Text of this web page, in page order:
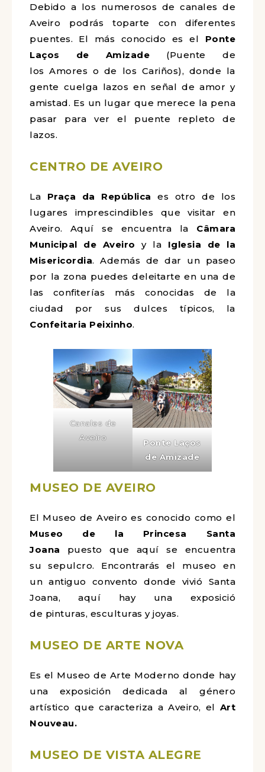
Debido a los numerosos de canales de
Aveiro podrás toparte con diferentes
puentes. El más conocido es el Ponte
Laços de Amizade
(Puente de
los Amores o de los Cariños), donde la
gente cuelga lazos en señal de amor y
amistad. Es un lugar que merece la pena
pasar para ver el puente repleto de
lazos.
CENTRO DE AVEIRO
La Praça da República es otro de los
lugares imprescindibles que visitar en
Aveiro. Aquí se encuentra la Câmara
Municipal de Aveiro y la Iglesia de la
Misericordia. Además de dar un paseo
por la zona puedes deleitarte en una de
las confiterías más conocidas de la
ciudad por sus dulces típicos, la
Confeitaria Peixinho.
Canales de
Aveiro
Ponte Laços
de Amizade
MUSEO DE AVEIRO
El Museo de Aveiro es conocido como el
Museo de la Princesa Santa
Joana puesto que aquí se encuentra
su sepulcro. Encontrarás el museo en
un antiguo convento donde vivió Santa
Joana, aquí hay una exposició
de pinturas, esculturas y joyas.
MUSEO DE ARTE NOVA
Es el Museo de Arte Moderno donde hay
una exposición dedicada al género
artístico que caracteriza a Aveiro, el Art
Nouveau.
MUSEO DE VISTA ALEGRE